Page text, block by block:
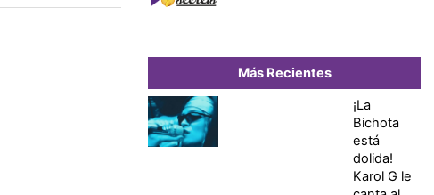
Más Recientes
¡La
Bichota
está
dolida!
Karol G le